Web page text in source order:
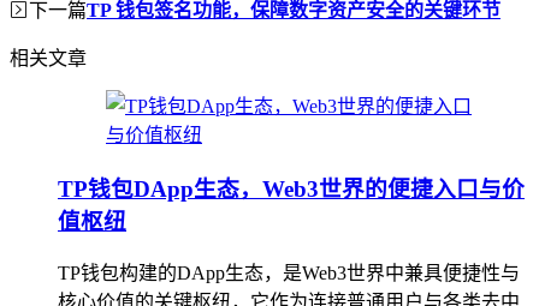
下一篇TP 钱包签名功能，保障数字资产安全的关键环节
相关文章
TP钱包DApp生态，Web3世界的便捷入口与价
值枢纽
TP钱包构建的DApp生态，是Web3世界中兼具便捷性与